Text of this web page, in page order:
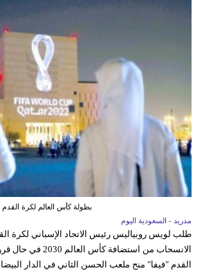
بطولة كأس العالم لكرة القدم
مدريد - السعودية اليوم
طلب لويس روبياليس رئيس الاتحاد الإسباني لكرة
الانسحاب من استضافة
القدم "فيفا" منح ملعب الحسن الثاني في الدار